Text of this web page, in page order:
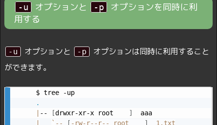
-u オプションと -p
オプションを同時に利
用する
-u オプションと -p
オプションは同時に利用すること
ができます。
.
-- [drwxr-xr-x root ]
` -- [ -rw-r--r-- root ]